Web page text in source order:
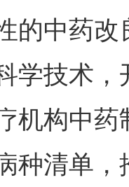
的中药
学技术
机构中
种清单